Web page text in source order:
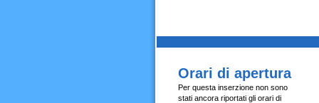
Orari di apertura
Per questa inserzione non sono
stati ancora riportati gli orari di